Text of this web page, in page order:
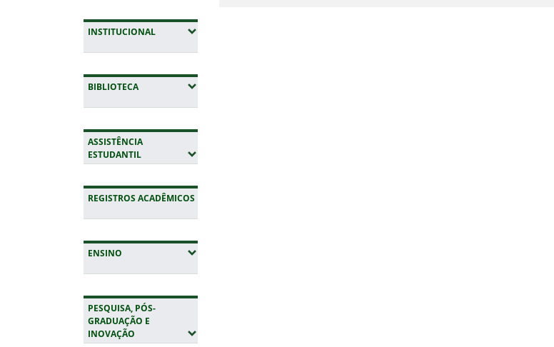
INSTITUCIONAL(EXPANDIR SUBMENUS)
BIBLIOTECA(EXPANDIR SUBMENUS)
ASSISTÊNCIA
ESTUDANTIL(EXPANDIR SUBMENUS)
REGISTROS ACADÊMICOS
ENSINO (EXPANDIR SUBMENUS)
PESQUISA, PÓS-
GRADUAÇÃO E
INOVAÇÃO (EXPANDIR SUBMENUS)